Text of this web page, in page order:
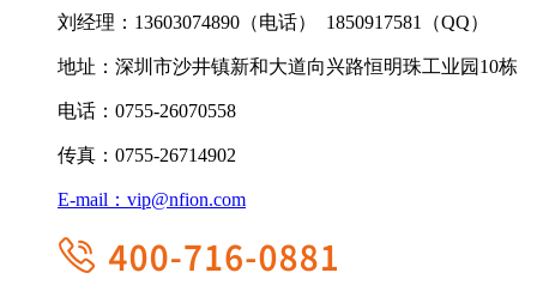
刘经理： 13603074890（电话） 1850917581（QQ）
地址： 深圳市沙井镇新和大道向兴路恒明珠工业园10栋
电话： 0755-26070558
传真： 0755-26714902
E-mail： vip@nfion.com